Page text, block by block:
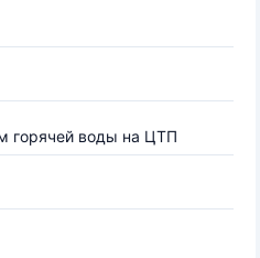
горячей воды на ЦТП